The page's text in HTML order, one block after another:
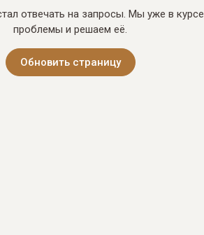
отвечать на запросы. Мы уже в курсе
проблемы и решаем её.
Обновить страницу